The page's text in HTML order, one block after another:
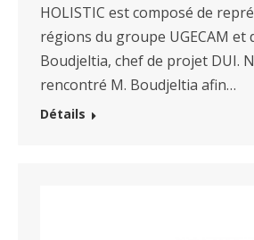
HOLISTIC est composé de
régions du groupe UGECAM et
Boudjeltia, chef de projet DUI.
rencontré M. Boudjeltia afin…
Détails